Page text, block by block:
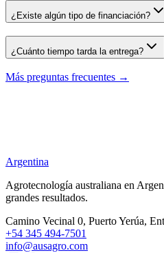
¿Existe algún tipo de financiación?
¿Cuánto tiempo tarda la entrega?
Más preguntas frecuentes →
Argentina
Agrotecnología australiana en
grandes resultados.
Camino Vecinal 0, Puerto Yerúa,
+54 345 494-7501
info@ausagro.com